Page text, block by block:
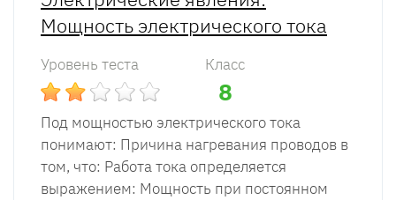
Мощность электрического тока
Уровень теста Класс
8
Под мощностью электрического тока
понимают: Причина нагревания проводов в
том, что: Работа тока определяется
выражением: Мощность при постоянном